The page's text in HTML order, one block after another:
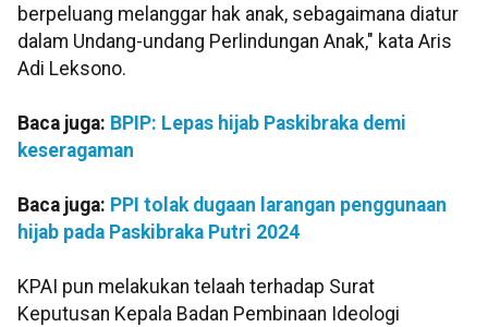
berpeluang melanggar hak anak, sebagaimana diatur
dalam Undang-undang Perlindungan Anak," kata Aris
Adi Leksono.
Baca juga: BPIP: Lepas hijab Paskibraka demi
keseragaman
Baca juga: PPI tolak dugaan larangan penggunaan
hijab pada Paskibraka Putri 2024
KPAI pun melakukan telaah terhadap Surat
Keputusan Kepala Badan Pembinaan Ideologi